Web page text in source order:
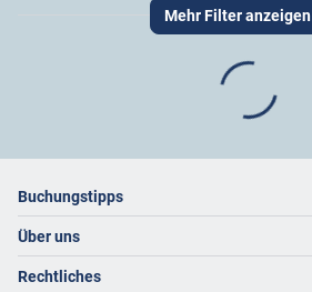
Mehr Filter anzeigen
Footer navigation
Buchungstipps
Warum im Reisebüro buchen
Hoteltipps
Über uns
Kontakt
Rechtliches